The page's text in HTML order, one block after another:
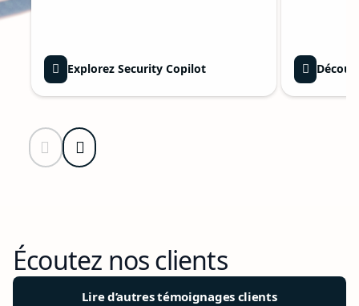
Diapositive précédente
Diapositive suivante
Explorez Security Copilot
Écoutez nos clients
Lire d’autres témoignages clients